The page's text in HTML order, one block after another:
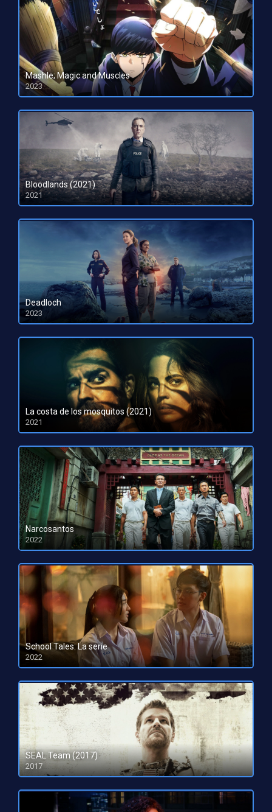
Mashle; Magic and Muscles
2023
HD 1080pHD 720p
Bloodlands (2021)
2021
Deadloch
2023
HD 1080pHD 720p
La costa de los mosquitos (2021)
2021
Narcosantos
2022
HD 1080pHD 720p
School Tales: La serie
2022
HD 1080pHD 720p
SEAL Team (2017)
2017